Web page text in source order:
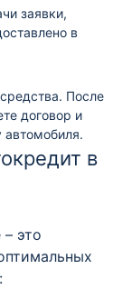
заявки,
в
После
договор и
автомобиля.
в
это